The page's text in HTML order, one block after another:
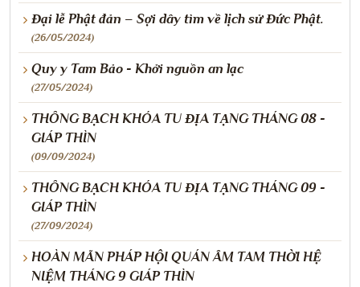
Đại lễ Phật đản – Sợi dây tìm về lịch sử Đức Phật.
(26/05/2024)
Quy y Tam Bảo - Khởi nguồn an lạc
(27/05/2024)
THÔNG BẠCH KHÓA TU ĐỊA TẠNG THÁNG 08 -
GIÁP THÌN
(09/09/2024)
THÔNG BẠCH KHÓA TU ĐỊA TẠNG THÁNG 09 -
GIÁP THÌN
(27/09/2024)
HOÀN MÃN PHÁP HỘI QUÁN ÂM TAM THỜI HỆ
NIỆM THÁNG 9 GIÁP THÌN